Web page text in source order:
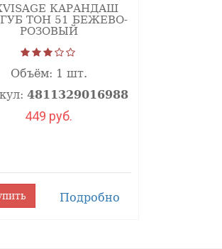
КАРАНДАШ
ТОН 51 БЕЖЕВО-
РОЗОВЫЙ
Объём: 1 шт.
4811329016988
449 руб.
Подробно